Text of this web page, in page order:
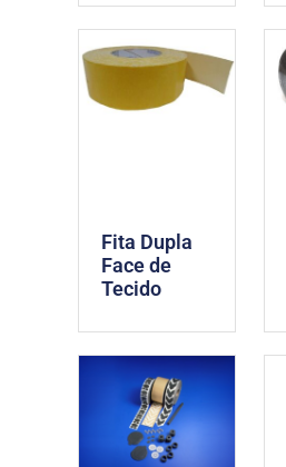
Fita Dupla
Face de
Tecido